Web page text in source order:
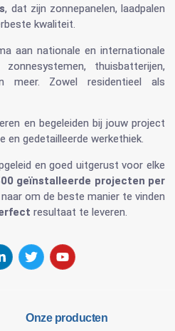
, dat zijn zonnepanelen, laadpalen
kwaliteit.
aan nationale en internationale
zonnesystemen, thuisbatterijen,
meer. Zowel residentieel als
en begeleiden bij jouw project
en gedetailleerde werkethiek.
en goed uitgerust voor elke
geïnstalleerde projecten per
om de beste manier te vinden
resultaat te leveren.
Onze producten